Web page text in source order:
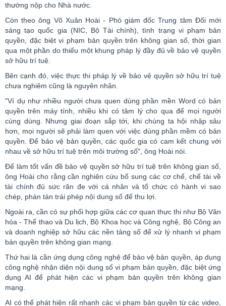
thường nộp cho Nhà nước.
Còn theo ông Võ Xuân Hoài - Phó giám đốc Trung tâm Đổi mới
sáng tạo quốc gia (NIC, Bộ Tài chính), tình trạng vi phạm bản
quyền, đặc biệt vi phạm bản quyền trên không gian số, thời gian
qua một phần do thiếu một khung pháp lý đầy đủ về bảo vệ quyền
sở hữu trí tuệ.
Bên cạnh đó, việc thực thi pháp lý về bảo vệ quyền sở hữu trí tuệ
chưa nghiêm cũng là nguyên nhân.
"Ví dụ như nhiều người chưa quen dùng phần mền Word có bản
quyền trên máy tính, nhiều khi có tâm lý cho qua để mọi người
cùng dùng. Nhưng giai đoạn sắp tới, khi chúng ta hội nhập sâu
hơn, mọi người sẽ phải làm quen với việc dùng phần mềm có bản
quyền. Để bảo vệ bản quyền, các quốc gia có cam kết chung với
nhau về sở hữu trí tuệ trên môi trường số", ông Hoài nói.
Để làm tốt vấn đề bảo vệ quyền sở hữu trí tuệ trên không gian số,
ông Hoài cho rằng cần nghiên cứu bổ sung các cơ chế, chế tài về
tài chính đủ sức răn đe với cá nhân và tổ chức có hành vi sao
chép, phán tán trái phép nội dung số để thu lợi.
Ngoài ra, cần có sự phối hợp giữa các cơ quan thực thi như Bộ Văn
hóa - Thể thao và Du lịch, Bộ Khoa học và Công nghệ, Bộ Công an
và doanh nghiệp sở hữu các nền tảng số để xử lý nhanh vi phạm
bản quyền trên không gian mạng.
Thứ hai là cần ứng dụng công nghệ để bảo vệ bản quyền, áp dụng
công nghệ nhận diện nội dung số vi phạm bản quyền, đặc biệt ứng
dụng AI để phát hiện các vi phạm bản quyền trên không gian
mạng.
AI có thể phát hiện rất nhanh các vi phạm bản quyền từ các video